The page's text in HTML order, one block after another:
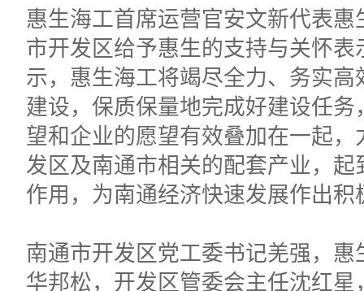
惠生海工首席运营官安文新代表
市开发区给予惠生的支持与关怀
示，惠生海工将竭尽全力、务实
建设，保质保量地完成好建设任
望和企业的愿望有效叠加在一起
发区及南通市相关的配套产业，
作用，为南通经济快速发展作出积
南通市开发区党工委书记羌强，
华邦松，开发区管委会主任沈红